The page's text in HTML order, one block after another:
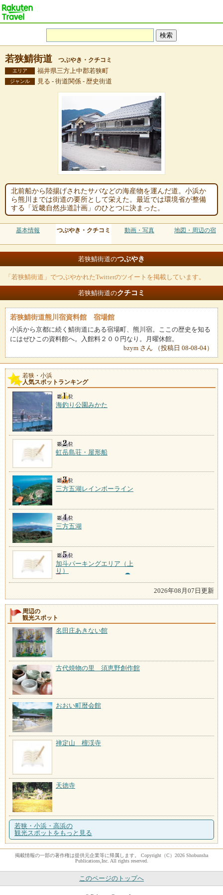
若狭鯖街道 つぶやき・クチコミ
エリア 福井県三方上中郡若狭町
ジャンル 見る - 街道関係 - 歴史街道
北前船から陸揚げされたサバなどの海産物を運んだ道。小浜か
ら熊川までは街道の要所として栄えた。最近では環境省が整備
する「近畿自然歩道計画」のひとつに決まった。
基本情報 つぶやき・クチコミ 動画・写真 地図・周辺の宿
若狭鯖街道のつぶやき
「若狭鯖街道」でつぶやかれたTwitterのツイートを掲載しています。
若狭鯖街道のクチコミ
若狭鯖街道熊川宿資料館 宿場館
小浜から京都に続く鯖街道にある宿場町、熊川宿。ここの歴史を知る
にはぜひこの資料館へ。入館料２００円なり。月曜休館。
bzym さん （投稿日 08-08-04）
若狭・小浜
人気スポットランキング
海釣り公園みかた
虹岳島荘・屋形船
三方五湖レインボーライン
三方五湖
加斗パーキングエリア（上
り）
2026年08月07日更新
周辺の
観光スポット
名田庄あきない館
古代焼物の里 須恵野創作館
おおい町暦会館
禅定山 檀渓寺
天徳寺
若狭・小浜・高浜の
観光スポットをもっと見る
掲載情報の一部の著作権は提供元企業等に帰属します。 Copyright（C）2026 Shobunsha
Publications,Inc. All rights reserved.
このページのトップへ